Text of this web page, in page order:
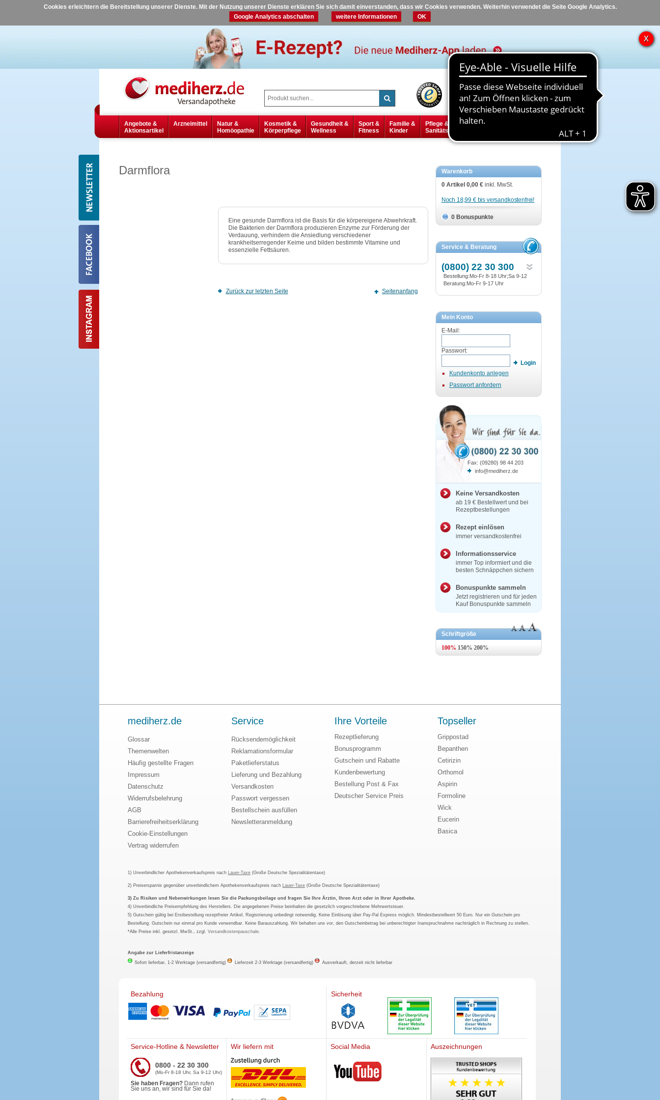
Cookies erleichtern die Bereitstellung unserer Dienste. Mit der Nutzung unserer Dienste erklären Sie sich damit einverstanden, dass wir Cookies verwenden. Weiterhin verwendet die Seite Google Analytics.
Google Analytics abschalten
weitere Informationen OK
Hilfe Kontakt
Angebote &
Aktionsartikel
Arzneimittel
Natur &
Homöopathie
Kosmetik &
Körperpflege
Gesundheit &
Wellness
Sport &
Fitness
Familie &
Kinder
Pflege &
Sanitätsbedarf
Diabetes
Darmflora
Eine gesunde Darmflora ist die Basis für die körpereigene Abwehrkraft.
Die Bakterien der Darmflora produzieren Enzyme zur Förderung der
Verdauung, verhindern die Ansiedlung verschiedener
krankheitserregender Keime und bilden bestimmte Vitamine und
essenzielle Fettsäuren.
Zurück zur letzten Seite Seitenanfang
Warenkorb
0 Artikel 0,00 € inkl. MwSt.
Noch 18,99 € bis versandkostenfrei!
0 Bonuspunkte
Service & Beratung
(0800) 22 30 300
Bestellung:Mo-Fr 8-18 Uhr;Sa 9-12
Beratung:Mo-Fr 9-17 Uhr
Mein Konto
E-Mail:
Passwort:
Login
Kundenkonto anlegen
Passwort anfordern
Fax: (09280) 98 44 203
info@mediherz.de
Keine Versandkosten
ab 19 € Bestellwert und bei
Rezeptbestellungen
Rezept einlösen
immer versandkostenfrei
Informationsservice
immer Top informiert und die
besten Schnäppchen sichern
Bonuspunkte sammeln
Jetzt registrieren und für jeden
Kauf Bonuspunkte sammeln
Schriftgröße
mediherz.de
Glossar
Themenwelten
Häufig gestellte Fragen
Impressum
Datenschutz
Widerrufsbelehrung
AGB
Barrierefreiheitserklärung
Cookie-Einstellungen
Vertrag widerrufen
Service
Rücksendemöglichkeit
Reklamationsformular
Paketlieferstatus
Lieferung und Bezahlung
Versandkosten
Passwort vergessen
Bestellschein ausfüllen
Newsletteranmeldung
Ihre Vorteile
Rezeptlieferung
Bonusprogramm
Gutschein und Rabatte
Kundenbewertung
Bestellung Post & Fax
Deutscher Service Preis
Topseller
Grippostad
Bepanthen
Cetirizin
Orthomol
Aspirin
Formoline
Wick
Eucerin
Basica
1) Unverbindlicher Apothekenverkaufspreis nach Lauer-Taxe (Große Deutsche Spezialitätentaxe)
2) Preisersparnis gegenüber unverbindlichem Apothekenverkaufspreis nach Lauer-Taxe (Große Deutsche Spezialitätentaxe)
3) Zu Risiken und Nebenwirkungen lesen Sie die Packungsbeilage und fragen Sie Ihre Ärztin, Ihren Arzt oder in Ihrer Apotheke.
4) Unverbindliche Preisempfehlung des Herstellers. Die angegebenen Preise beinhalten die gesetzlich vorgeschriebene Mehrwertsteuer.
5) Gutschein gültig bei Erstbestellung rezeptfreier Artikel. Registrierung unbedingt notwendig. Keine Einlösung über Pay-Pal Express möglich. Mindestbestellwert 50 Euro. Nur ein Gutschein pro
Bestellung. Gutschein nur einmal pro Kunde verwendbar. Keine Barauszahlung. Wir behalten uns vor, den Gutscheinbetrag bei unberechtigter Inanspruchnahme nachträglich in Rechnung zu stellen.
*Alle Preise inkl. gesetzl. MwSt., zzgl.Versandkostenpauschale.
Angabe zur Lieferfristanzeige
Sofort lieferbar, 1-2 Werktage (versandfertig)
Lieferzeit 2-3 Werktage (versandfertig) Ausverkauft, derzeit nicht lieferbar
Bezahlung Sicherheit
Service-Hotline & Newsletter
0800 - 22 30 300
(Mo-Fr 8-18 Uhr, Sa 9-12 Uhr)
Sie haben Fragen? Dann rufen
Sie uns an, wir sind für Sie da!
Wir liefern mit Social Media
Mediherz
Auszeichnungen